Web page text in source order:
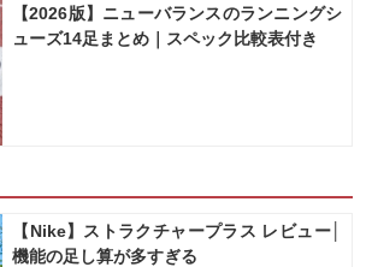
【2026版】ニューバランスのランニングシ
ューズ14足まとめ｜スペック比較表付き
【Nike】ストラクチャープラス レビュー│
機能の足し算が多すぎる